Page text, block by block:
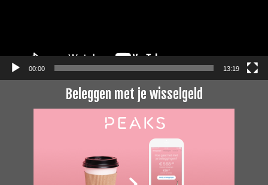
00:00 13:19
Beleggen met je wisselgeld